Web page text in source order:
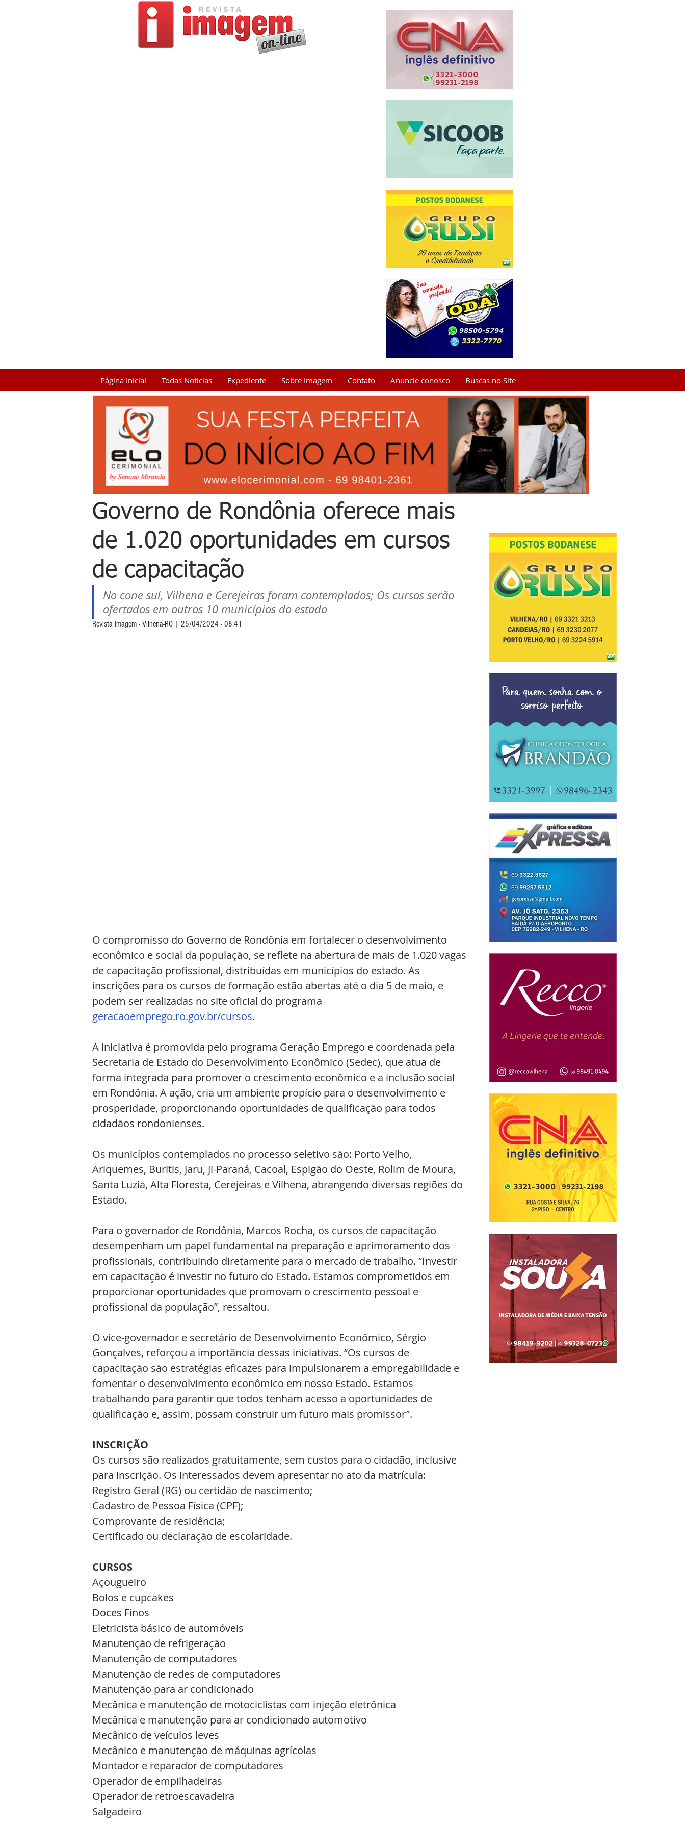
Página Inicial Todas Notícias Expediente Sobre Imagem Contato Anuncie conosco Buscas no Site
Governo de Rondônia oferece mais
de 1.020 oportunidades em cursos
de capacitação
No cone sul, Vilhena e Cerejeiras foram contemplados; Os cursos serão
ofertados em outros 10 municípios do estado
Revista Imagem - Vilhena-RO | 25/04/2024 - 08:41
O compromisso do Governo de Rondônia em fortalecer o desenvolvimento
econômico e social da população, se reflete na abertura de mais de 1.020 vagas
de capacitação profissional, distribuídas em municípios do estado. As
inscrições para os cursos de formação estão abertas até o dia 5 de maio, e
podem ser realizadas no site oficial do programa
geracaoemprego.ro.gov.br/cursos.
A iniciativa é promovida pelo programa Geração Emprego e coordenada pela
Secretaria de Estado do Desenvolvimento Econômico (Sedec), que atua de
forma integrada para promover o crescimento econômico e a inclusão social
em Rondônia. A ação, cria um ambiente propício para o desenvolvimento e
prosperidade, proporcionando oportunidades de qualificação para todos
cidadãos rondonienses.
Os municípios contemplados no processo seletivo são: Porto Velho,
Ariquemes, Buritis, Jaru, Ji-Paraná, Cacoal, Espigão do Oeste, Rolim de Moura,
Santa Luzia, Alta Floresta, Cerejeiras e Vilhena, abrangendo diversas regiões do
Estado.
Para o governador de Rondônia, Marcos Rocha, os cursos de capacitação
desempenham um papel fundamental na preparação e aprimoramento dos
profissionais, contribuindo diretamente para o mercado de trabalho. “Investir
em capacitação é investir no futuro do Estado. Estamos comprometidos em
proporcionar oportunidades que promovam o crescimento pessoal e
profissional da população”, ressaltou.
O vice-governador e secretário de Desenvolvimento Econômico, Sérgio
Gonçalves, reforçou a importância dessas iniciativas. “Os cursos de
capacitação são estratégias eficazes para impulsionarem a empregabilidade e
fomentar o desenvolvimento econômico em nosso Estado. Estamos
trabalhando para garantir que todos tenham acesso a oportunidades de
qualificação e, assim, possam construir um futuro mais promissor”.
INSCRIÇÃO
Os cursos são realizados gratuitamente, sem custos para o cidadão, inclusive
para inscrição. Os interessados devem apresentar no ato da matrícula:
Registro Geral (RG) ou certidão de nascimento;
Cadastro de Pessoa Física (CPF);
Comprovante de residência;
Certificado ou declaração de escolaridade.
CURSOS
Açougueiro
Bolos e cupcakes
Doces Finos
Eletricista básico de automóveis
Manutenção de refrigeração
Manutenção de computadores
Manutenção de redes de computadores
Manutenção para ar condicionado
Mecânica e manutenção de motociclistas com injeção eletrônica
Mecânica e manutenção para ar condicionado automotivo
Mecânico de veículos leves
Mecânico e manutenção de máquinas agrícolas
Montador e reparador de computadores
Operador de empilhadeiras
Operador de retroescavadeira
Salgadeiro